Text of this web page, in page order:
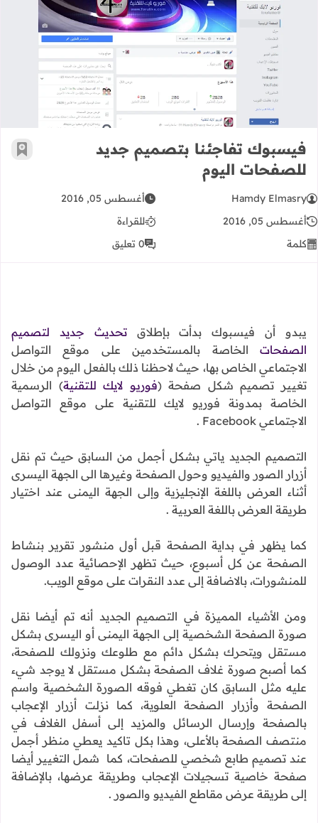
فيسبوك تفاجئنا بتصميم جديد
فيسبوك تفاجئنا بتصميم جديد
للصفحات اليوم
أضف
Hamdy Elmasry
أغسطس 05, 2016
أغسطس 05, 2016
للقراءة
كلمة
0 تعليق
يبدو أن فيسبوك بدأت بإطلاقتحديث جديد لتصميم
الصفحات الخاصة بالمستخدمين على موقع التواصل
الاجتماعي الخاص بها، حيث لاحظنا ذلك بالفعل اليوم من خلال
تغيير تصميم شكل صفحة (فوريو لايك للتقنية) الرسمية
الخاصة بمدونة فوريو لايك للتقنية على موقع التواصل
الاجتماعي Facebook .
التصميم الجديد ياتي بشكل أجمل من السابق حيث تم نقل
أزرار الصور والفيديو وحول الصفحة وغيرها الى الجهة اليسرى
أثناء العرض باللغة الإنجليزية وإلى الجهة اليمنى عند اختيار
طريقة العرض باللغة العربية .
كما يظهر في بداية الصفحة قبل أول منشور تقرير بنشاط
الصفحة عن كل أسبوع، حيث تظهر الإحصائية عدد الوصول
للمنشورات، بالاضافة إلى عدد النقرات على موقع الويب.
ومن الأشياء المميزة في التصميم الجديد أنه تم أيضا نقل
صورة الصفحة الشخصية إلى الجهة اليمنى أو اليسرى بشكل
مستقل ويتحرك بشكل دائم مع طلوعك ونزولك للصفحة،
كما أصبح صورة غلاف الصفحة بشكل مستقل لا يوجد شيء
عليه مثل السابق كان تغطي فوقه الصورة الشخصية واسم
الصفحة وأزرار الصفحة العلوية، كما نزلت أزرار الإعجاب
بالصفحة وإرسال الرسائل والمزيد إلى أسفل الغلاف في
منتصف الصفحة بالأعلى، وهذا بكل تاكيد يعطي منظر أجمل
عند تصميم طابع شخصي للصفحات، كما شمل التغيير أيضا
صفحة خاصية تسجيلات الإعجاب وطريقة عرضها، بالإضافة
إلى طريقة عرض مقاطع الفيديو والصور .